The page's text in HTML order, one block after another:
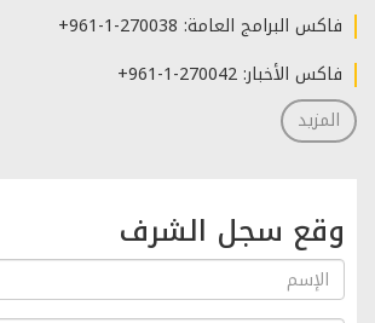
فاكس البرامج العامة: 270038-1-961+
فاكس الأخبار: 270042-1-961+
المزيد
وقع سجل الشرف